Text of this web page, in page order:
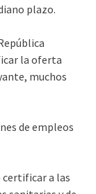
plazo.
la oferta
muchos
de empleos
certificar a las